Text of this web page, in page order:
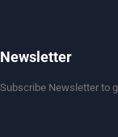
Newsletter
Subscribe Newsletter to